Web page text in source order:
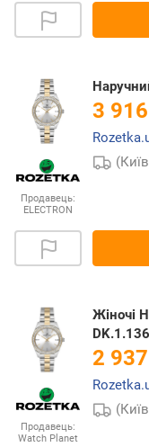
Продавець:
ELECTRON
3 916
Продавець:
Watch Planet
Жіночі
2 937